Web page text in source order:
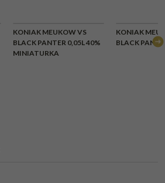
KONIAK MEUKOW VS
BLACK PANTER 0,05L 40%
MINIATURKA
KONIAK
BLACK